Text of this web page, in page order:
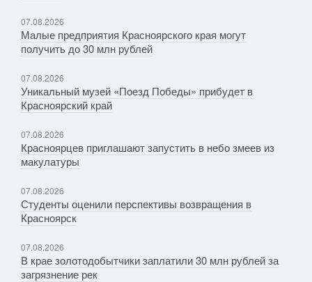
07.08.2026
Малые предприятия Красноярского края могут
получить до 30 млн рублей
07.08.2026
Уникальный музей «Поезд Победы» прибудет в
Красноярский край
07.08.2026
Красноярцев приглашают запустить в небо змеев из
макулатуры
07.08.2026
Студенты оценили перспективы возвращения в
Красноярск
07.08.2026
В крае золотодобытчики заплатили 30 млн рублей за
загрязнение рек